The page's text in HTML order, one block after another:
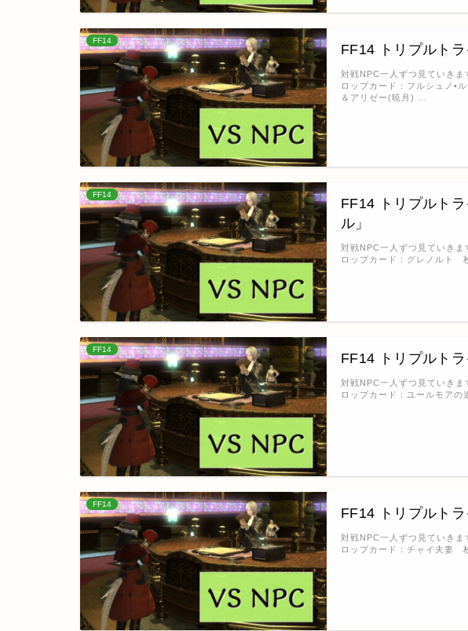
FF14
FF14 トリプルトラ
対戦NPC一人ずつ見ていき
ロップカード：フルシュノ•
＆アリゼー(暁月) …
FF14
FF14 トリプルト
ル」
対戦NPC一人ずつ見ていき
ロップカード：グレノルト
FF14
FF14 トリプルトラ
対戦NPC一人ずつ見ていき
ロップカード：ユールモア
FF14
FF14 トリプルトラ
対戦NPC一人ずつ見ていき
ロップカード：チャイ夫妻